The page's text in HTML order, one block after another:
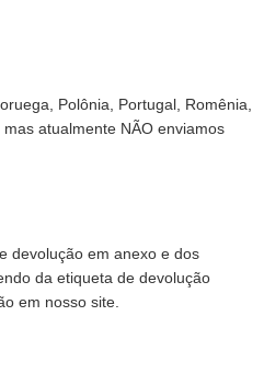
Polônia, Portugal, Romênia,
atualmente NÃO enviamos
devolução em anexo e dos
da etiqueta de devolução
em nosso site.